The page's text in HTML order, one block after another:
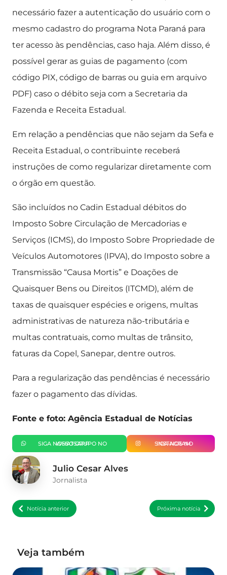
necessário fazer a autenticação do usuário com o
mesmo cadastro do programa Nota Paraná para
ter acesso às pendências, caso haja. Além disso, é
possível gerar as guias de pagamento (com
código PIX, código de barras ou guia em arquivo
PDF) caso o débito seja com a Secretaria da
Fazenda e Receita Estadual.
Em relação a pendências que não sejam da Sefa e
Receita Estadual, o contribuinte receberá
instruções de como regularizar diretamente com
o órgão em questão.
São incluídos no Cadin Estadual débitos do
Imposto Sobre Circulação de Mercadorias e
Serviços (ICMS), do Imposto Sobre Propriedade de
Veículos Automotores (IPVA), do Imposto sobre a
Transmissão “Causa Mortis” e Doações de
Quaisquer Bens ou Direitos (ITCMD), além de
taxas de quaisquer espécies e origens, multas
administrativas de natureza não-tributária e
multas contratuais, como multas de trânsito,
faturas da Copel, Sanepar, dentre outros.
Para a regularização das pendências é necessário
fazer o pagamento das dívidas.
Fonte e foto: Agência Estadual de Notícias
SIGA NOSSO GRUPO NO WHATSAPP SIGA-NOS NO INSTAGRAM
Julio Cesar Alves
Jornalista
Notícia anterior Próxima notícia
Veja também